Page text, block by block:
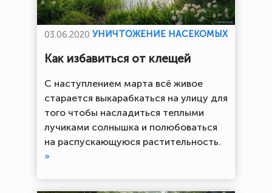
03.06.2020 УНИЧТОЖЕНИЕ НАСЕКОМЫХ
Как избавиться от клещей
С наступлением марта всё живое
старается выкарабкаться на улицу для
того чтобы насладиться теплыми
лучиками солнышка и полюбоваться
на распускающуюся растительность.
»